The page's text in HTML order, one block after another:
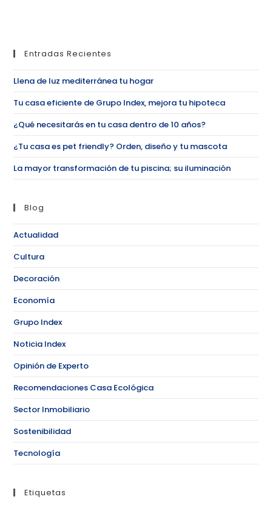
Entradas Recientes
Llena de luz mediterránea tu hogar
Tu casa eficiente de Grupo Index, mejora tu hipoteca
¿Qué necesitarás en tu casa dentro de 10 años?
¿Tu casa es pet friendly? Orden, diseño y tu mascota
La mayor transformación de tu piscina; su iluminación
Blog
Actualidad
Cultura
Decoración
Economía
Grupo Index
Noticia Index
Opinión de Experto
Recomendaciones Casa Ecológica
Sector Inmobiliario
Sostenibilidad
Tecnología
Etiquetas